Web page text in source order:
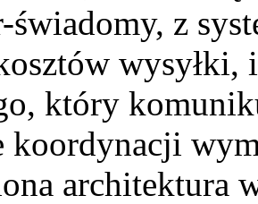
z
wysyłki,
który
koordynacji
architektura